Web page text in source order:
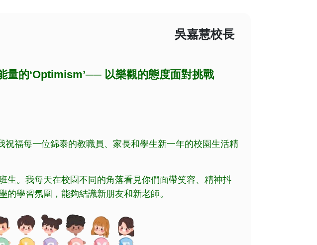
吳嘉慧校長
量的‘Optimism’── 以樂觀的態度面對挑戰
祝福每一位錦泰的教職員、家長和學生新一年的校園生活精
生。我每天在校園不同的角落看見你們面帶笑容、精神抖
的學習氛圍，能夠結識新朋友和新老師。